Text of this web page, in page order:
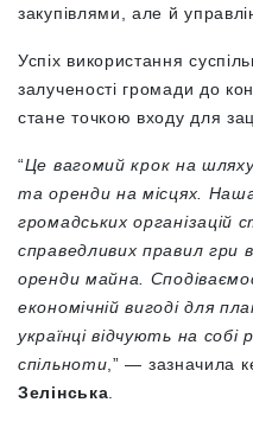
закупівлями, але й
Успіх використання
залученості громади до
стане точкою входу для
“Це вагомий крок на
та оренди на місцях.
громадських організацій
справедливих правил гри
оренди майна.
економічній вигоді для
українці відчують на
спільноти ,” — зазначила
Зелінська